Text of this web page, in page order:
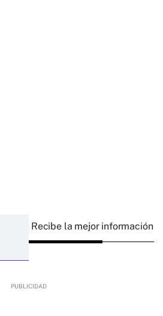
Recibe la mejor información